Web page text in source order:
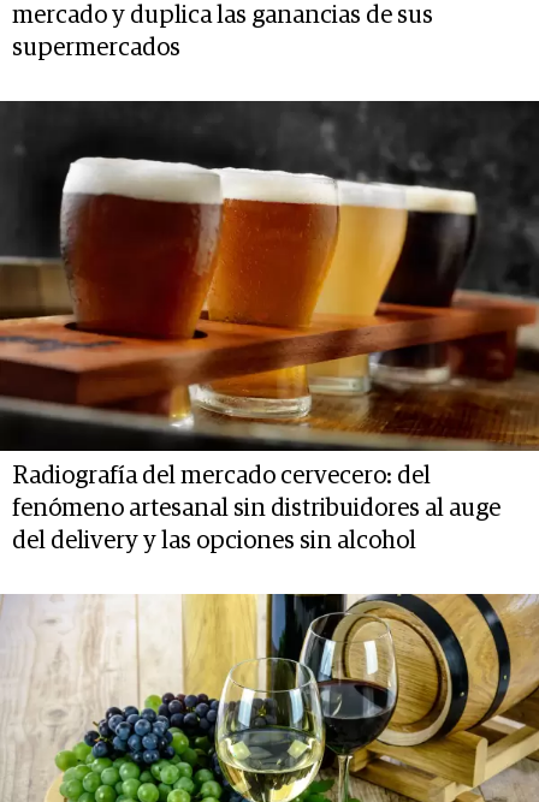
mercado y duplica las ganancias de sus
supermercados
Radiografía del mercado cervecero: del
fenómeno artesanal sin distribuidores al auge
del delivery y las opciones sin alcohol